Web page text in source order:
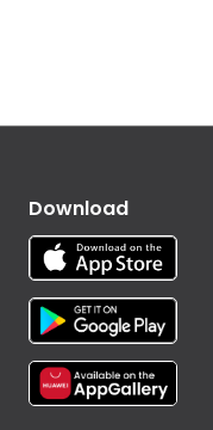
Download